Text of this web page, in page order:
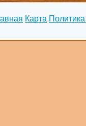
Карта